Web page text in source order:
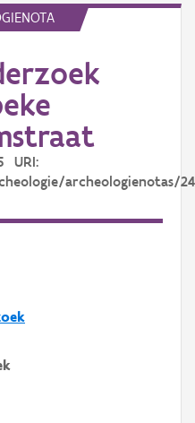
URI:
archeologienotas/